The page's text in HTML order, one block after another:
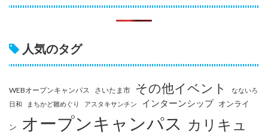
人気のタグ
WEBオープンキャンパス さいたま市 その他イベント
なないろ
日和
まちかど雛めぐり アスタキサンチン インターンシップ オンライ
ン オープンキャンパス カリキュ